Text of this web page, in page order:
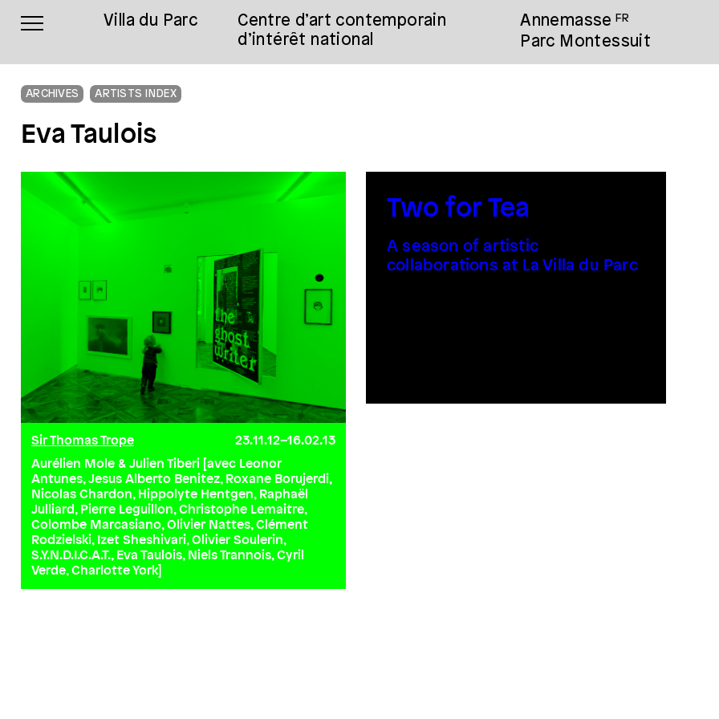
Villa du Parc
Centre d’art contemporain
d’intérêt national
Annemasse FR
Parc Montessuit
ARCHIVES ARTISTS INDEX
Eva Taulois
Sir Thomas Trope
23.11.12–16.02.13
Aurélien Mole & Julien Tiberi [avec Leonor
Antunes, Jesus Alberto Benitez, Roxane Borujerdi,
Nicolas Chardon, Hippolyte Hentgen, Raphaël
Julliard, Pierre Leguillon, Christophe Lemaitre,
Colombe Marcasiano, Olivier Nattes, Clément
Rodzielski, Izet Sheshivari, Olivier Soulerin,
S.Y.N.D.I.C.A.T., Eva Taulois, Niels Trannois, Cyril
Verde, Charlotte York]
Two for Tea
A season of artistic
collaborations at La Villa du Parc